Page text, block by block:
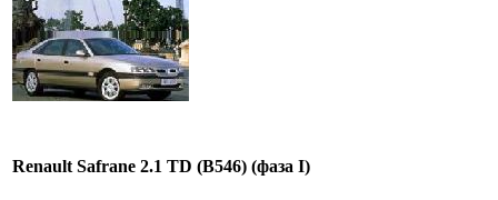
Renault Safrane 2.1 TD (B546) (фаза I)